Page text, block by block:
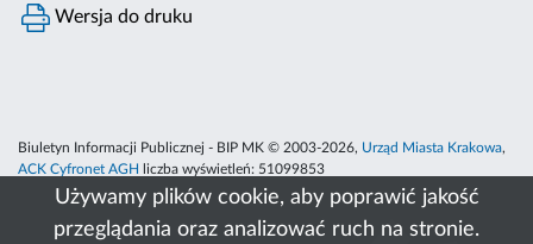
Używamy plików cookie, aby poprawić jakość
przeglądania oraz analizować ruch na stronie.
Wersja do druku
Biuletyn Informacji Publicznej - BIP MK © 2003-2026, Urząd Miasta Krakowa,
ACK Cyfronet AGH
liczba wyświetleń: 51099853